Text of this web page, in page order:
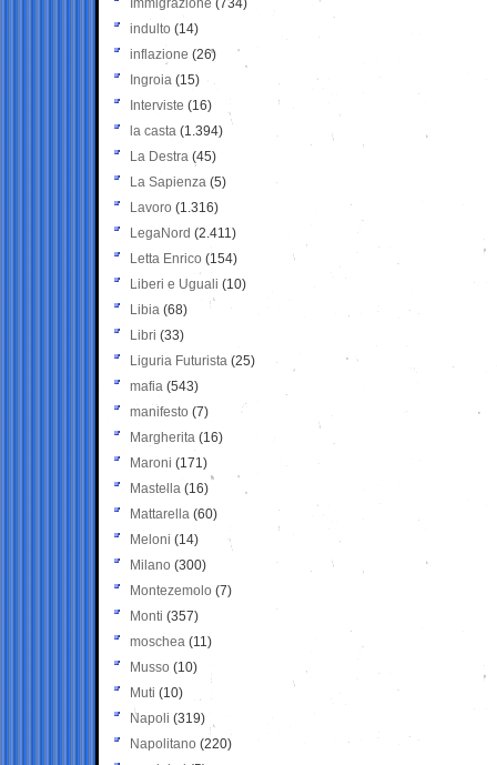
Immigrazione (734)
indulto (14)
inflazione (26)
Ingroia (15)
Interviste (16)
la casta (1.394)
La Destra (45)
La Sapienza (5)
Lavoro (1.316)
LegaNord (2.411)
Letta Enrico (154)
Liberi e Uguali (10)
Libia (68)
Libri (33)
Liguria Futurista (25)
mafia (543)
manifesto (7)
Margherita (16)
Maroni (171)
Mastella (16)
Mattarella (60)
Meloni (14)
Milano (300)
Montezemolo (7)
Monti (357)
moschea (11)
Musso (10)
Muti (10)
Napoli (319)
Napolitano (220)